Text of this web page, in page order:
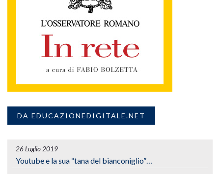
DA EDUCAZIONEDIGITALE.NET
26 Luglio 2019
Youtube e la sua “tana del bianconiglio”…